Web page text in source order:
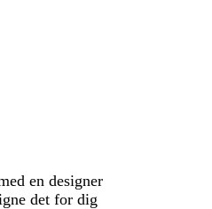
en designer
det for dig